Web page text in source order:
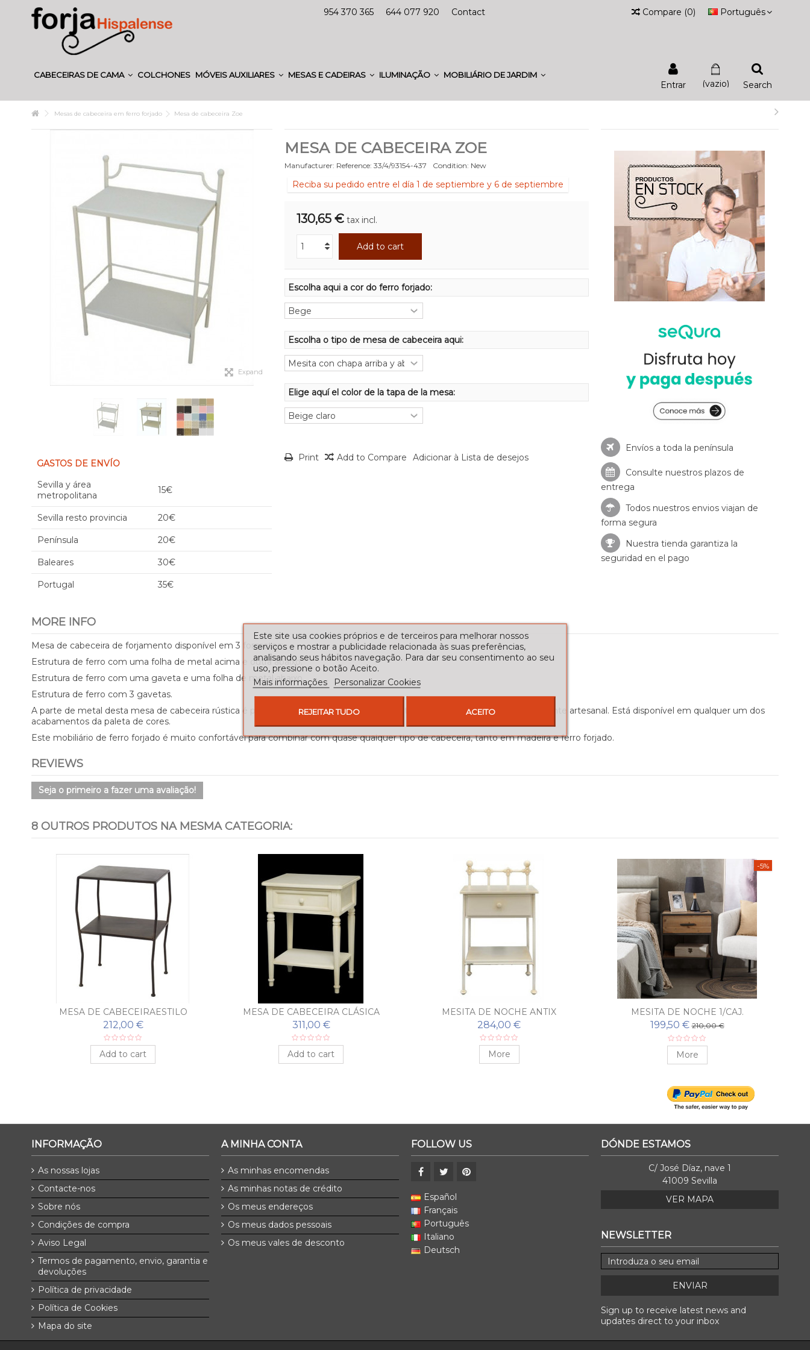
954 370 365 644 077 920 Contact Português
Compare (0)
CABECEIRAS DE CAMA COLCHONES MÓVEIS AUXILIARES MESAS E CADEIRAS ILUMINAÇÃO MOBILIÁRIO DE JARDIM
Search
(vazio)
Entrar
Mesas de cabeceira em ferro forjado Mesa de cabeceira Zoe
Expand
GASTOS DE ENVÍO
Sevilla y área
metropolitana
15€
Sevilla resto provincia 20€
Península 20€
Baleares 30€
Portugal 35€
MESA DE CABECEIRA ZOE
Manufacturer: Reference: 33/4/93154-437 Condition: New
Reciba su pedido entre el día 1 de septiembre y 6 de septiembre
130,65 € tax incl.
Add to cart
Escolha aqui a cor do ferro forjado:
Escolha o tipo de mesa de cabeceira aqui:
Elige aquí el color de la tapa de la mesa:
Print Add to Compare Adicionar à Lista de desejos
Envíos a toda la península
Consulte nuestros plazos de
entrega
Todos nuestros envios viajan de
forma segura
Nuestra tienda garantiza la
seguridad en el pago
MORE INFO
Mesa de cabeceira de forjamento disponível em 3 formatos:
Estrutura de ferro com uma folha de metal acima e outra abaixo.
Estrutura de ferro com uma gaveta e uma folha de metal abaixo.
Estrutura de ferro com 3 gavetas.
A parte de metal desta mesa de cabeceira rústica é pintada e seca no forno, e a madeira tem um acabamento completamente artesanal. Está disponível em qualquer um dos
acabamentos da paleta de cores.
Este mobiliário de ferro forjado é muito confortável para combinar com quase qualquer tipo de cabeceira, tanto em madeira e ferro forjado.
REVIEWS
Seja o primeiro a fazer uma avaliação!
8 OUTROS PRODUTOS NA MESMA CATEGORIA:
MESA DE CABECEIRAESTILO
212,00 €
Add to cart
MESA DE CABECEIRA CLÁSICA
311,00 €
Add to cart
MESITA DE NOCHE ANTIX
284,00 €
More
-5%
MESITA DE NOCHE 1/CAJ.
ESTOCOLMO
199,50 €210,00 €
More
INFORMAÇÃO
As nossas lojas
Contacte-nos
Sobre nós
Condições de compra
Aviso Legal
Termos de pagamento, envio, garantia e
devoluções
Política de privacidade
Política de Cookies
Mapa do site
A MINHA CONTA
As minhas encomendas
As minhas notas de crédito
Os meus endereços
Os meus dados pessoais
Os meus vales de desconto
FOLLOW US
Español
Français
Português
Italiano
Deutsch
DÓNDE ESTAMOS
C/ José Díaz, nave 1
41009 Sevilla
VER MAPA
NEWSLETTER
ENVIAR
Sign up to receive latest news and
updates direct to your inbox
Este site usa cookies próprios e de terceiros para melhorar nossos
serviços e mostrar a publicidade relacionada às suas preferências,
analisando seus hábitos navegação. Para dar seu consentimento ao seu
uso, pressione o botão Aceito.
Mais informações
Personalizar Cookies
REJEITAR TUDO ACEITO